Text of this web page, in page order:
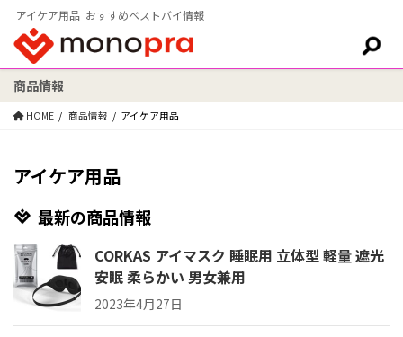
アイケア用品 おすすめベストバイ情報
検索:
商品情報
HOME 商品情報 アイケア用品
アイケア用品
最新の商品情報
CORKAS アイマスク 睡眠用 立体型 軽量 遮光
安眠 柔らかい 男女兼用
2023年4月27日